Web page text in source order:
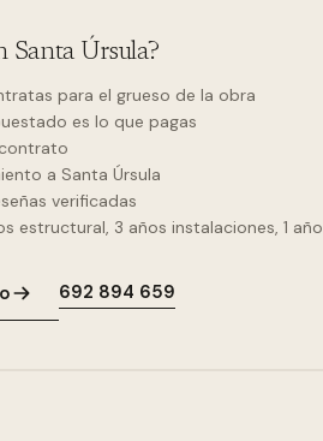
Santa Úrsula?
para el grueso de la obra
es lo que pagas
a Santa Úrsula
verificadas
estructural, 3 años instalaciones, 1 año
692 894 659